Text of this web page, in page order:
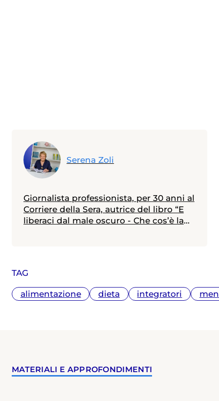
TAG
alimentazione dieta integratori
Serena Zoli
Giornalista professionista, per 30 anni al
Corriere della Sera, autrice del libro “E
liberaci dal male oscuro - Che cos’è la
MATERIALI E APPROFONDIMENTI